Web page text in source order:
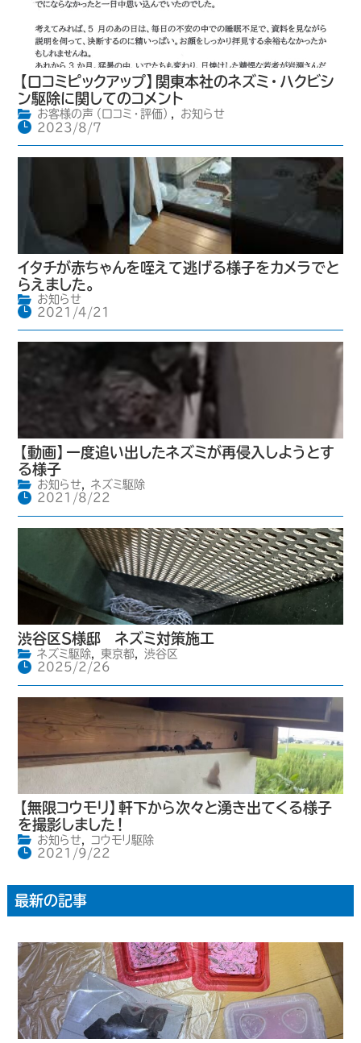
【口コミピックアップ】関東本社のネズミ・ハクビシ
ン駆除に関してのコメント
お客様の声（口コミ・評価） ,
お知らせ
2023/8/7
イタチが赤ちゃんを咥えて逃げる様子をカメラでと
らえました。
お知らせ
2021/4/21
【動画】一度追い出したネズミが再侵入しようとす
る様子
お知らせ,
ネズミ駆除
2021/8/22
渋谷区S様邸 ネズミ対策施工
ネズミ駆除, 東京都,
渋谷区
2025/2/26
【無限コウモリ】軒下から次々と湧き出てくる様子
を撮影しました！
お知らせ,
コウモリ駆除
2021/9/22
最新の記事